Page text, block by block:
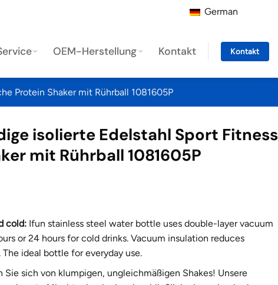
German
OEM-Herstellung Kontakt Kontakt
Protein Shaker mit Rührball 1081605P
isolierte Edelstahl Sport Fitness
mit Rührball 1081605P
cold:Ifun stainless steel water bottle uses double-layer vacuum
or 24 hours for cold drinks. Vacuum insulation reduces
ideal bottle for everyday use.
Sie sich von klumpigen, ungleichmäßigen Shakes! Unsere